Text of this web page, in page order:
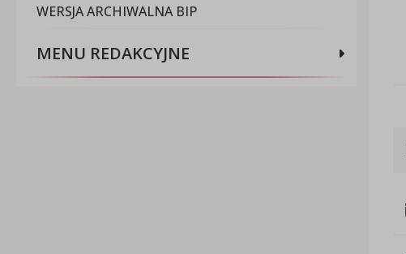
WERSJA ARCHIWALNA BIP
MENU REDAKCYJNE